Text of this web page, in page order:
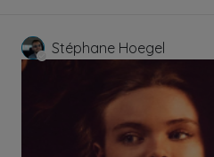
Stéphane Hoegel